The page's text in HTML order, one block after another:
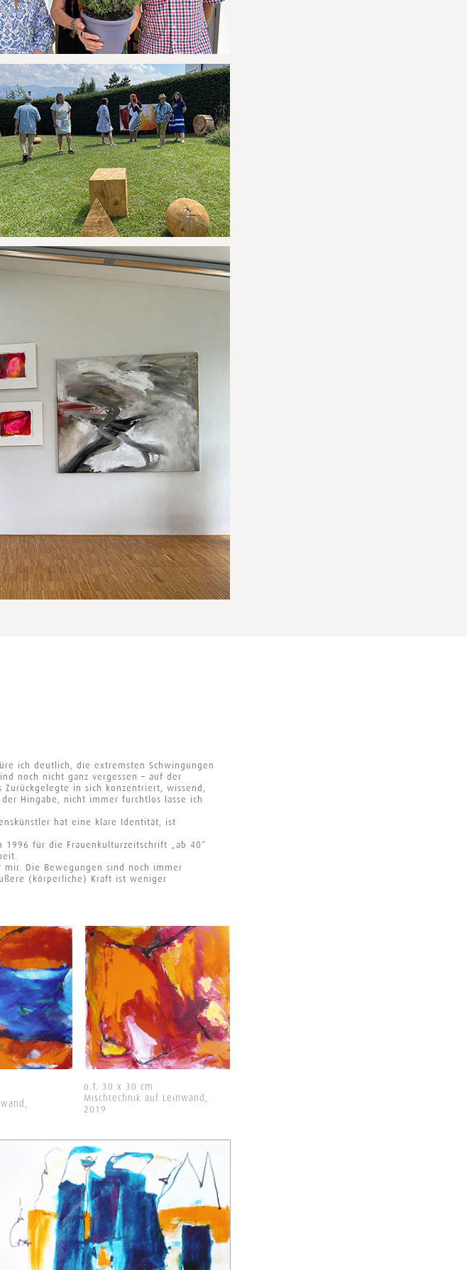
ich deutlich, die extremsten Schwingungen
noch nicht ganz vergessen – auf der
in sich konzentriert, wissend,
Hingabe, nicht immer furchtlos lasse ich
hat eine klare Identität, ist
für die Frauenkulturzeitschrift „ab 40“
mir. Die Bewegungen sind noch immer
(körperliche) Kraft ist weniger
o.T. 30 x 30 cm
Mischtechnik auf Leinwand,
2019